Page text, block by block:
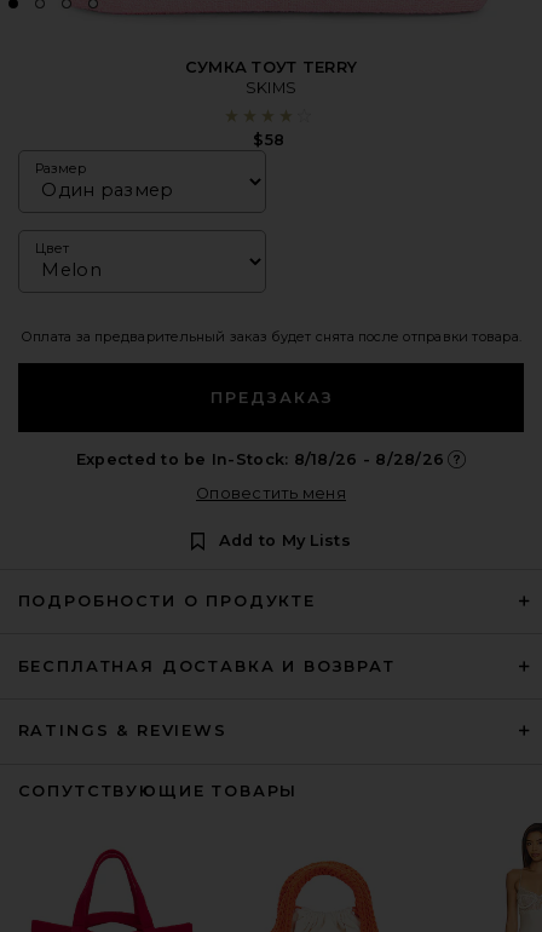
СУМКА ТОУТ TERRY
SKIMS
$58
Размер
Цвет
Оплата за предварительный заказ будет снята после отправки товара.
ПРЕДЗАКАЗ
Expected to be In-Stock: 8/18/26 - 8/28/26
Оповестить меня
Add to My Lists
ПОДРОБНОСТИ О ПРОДУКТЕ
БЕСПЛАТНАЯ ДОСТАВКА И ВОЗВРАТ
RATINGS & REVIEWS
СОПУТСТВУЮЩИЕ ТОВАРЫ